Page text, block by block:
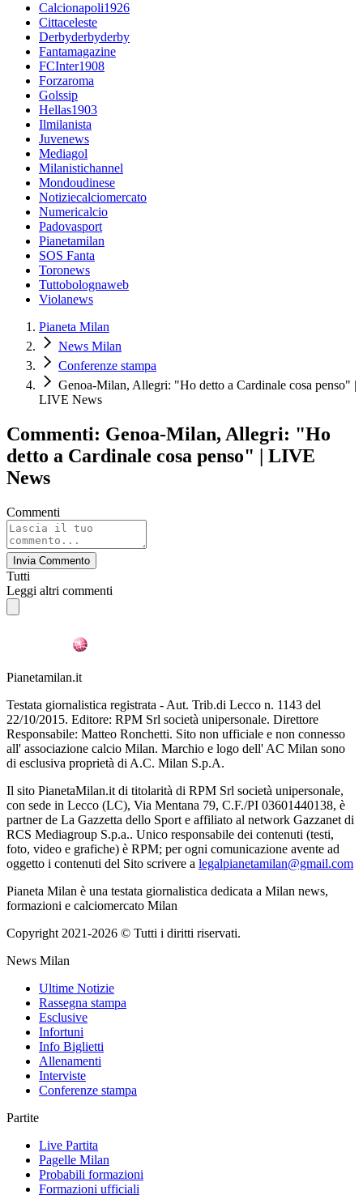
Calcionapoli1926
Cittaceleste
Derbyderbyderby
Fantamagazine
FCInter1908
Forzaroma
Golssip
Hellas1903
Ilmilanista
Juvenews
Mediagol
Milanistichannel
Mondoudinese
Notiziecalciomercato
Numericalcio
Padovasport
Pianetamilan
SOS Fanta
Toronews
Tuttobolognaweb
Violanews
Pianeta Milan
News Milan
Conferenze stampa
Genoa-Milan, Allegri: "Ho detto a Cardinale cosa penso" |
LIVE News
Commenti: Genoa-Milan, Allegri: "Ho
detto a Cardinale cosa penso" | LIVE
News
Commenti
Invia Commento
Tutti
Leggi altri commenti
Pianetamilan.it
Testata giornalistica registrata - Aut. Trib.di Lecco n. 1143 del
22/10/2015. Editore: RPM Srl società unipersonale. Direttore
Responsabile: Matteo Ronchetti. Sito non ufficiale e non connesso
all' associazione calcio Milan. Marchio e logo dell' AC Milan sono
di esclusiva proprietà di A.C. Milan S.p.A.
Il sito PianetaMilan.it di titolarità di RPM Srl società unipersonale,
con sede in Lecco (LC), Via Mentana 79, C.F./PI 03601440138, è
partner de La Gazzetta dello Sport e affiliato al network Gazzanet di
RCS Mediagroup S.p.a.. Unico responsabile dei contenuti (testi,
foto, video e grafiche) è RPM; per ogni comunicazione avente ad
oggetto i contenuti del Sito scrivere a legalpianetamilan@gmail.com
Pianeta Milan è una testata giornalistica dedicata a Milan news,
formazioni e calciomercato Milan
Copyright 2021-2026 © Tutti i diritti riservati.
News Milan
Ultime Notizie
Rassegna stampa
Esclusive
Infortuni
Info Biglietti
Allenamenti
Interviste
Conferenze stampa
Partite
Live Partita
Pagelle Milan
Probabili formazioni
Formazioni ufficiali